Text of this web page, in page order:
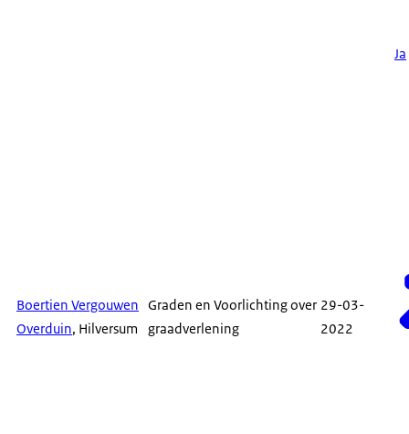
Ja
Boertien Vergouwen
Overduin, Hilversum
Graden en Voorlichting over
graadverlening
29-03-
2022